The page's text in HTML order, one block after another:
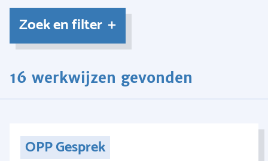
Zoek en filter
16 werkwijzen gevonden
OPP Gesprek